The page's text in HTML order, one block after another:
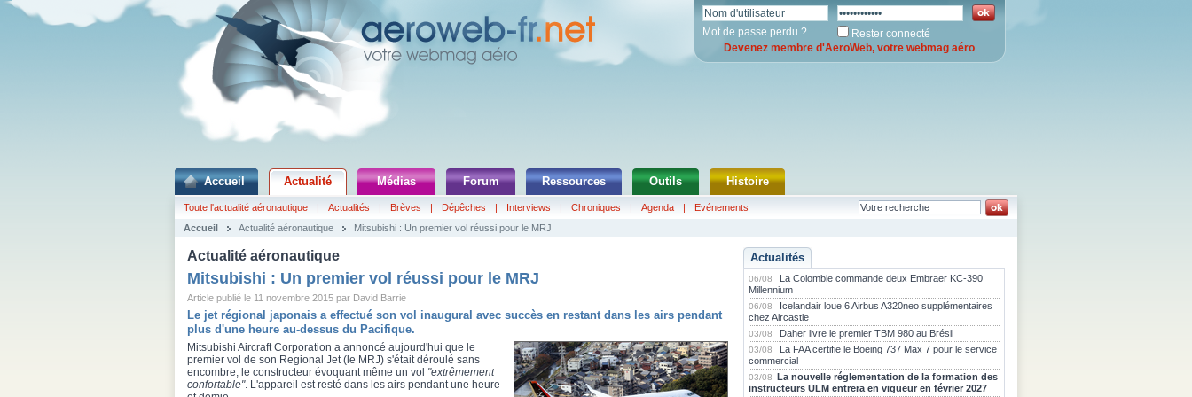
Mot de passe perdu ?
Rester connecté
Devenez membre d'AeroWeb, votre webmag aéro
Accueil Actualité Médias Forum Ressources Outils Histoire
Toute l'actualité aéronautique | Actualités | Brèves | Dépêches | Interviews | Chroniques | Agenda |
Evénements
Accueil
Actualité aéronautique Mitsubishi : Un premier vol réussi pour le MRJ
Actualité aéronautique
Mitsubishi : Un premier vol réussi pour le MRJ
Article publié le 11 novembre 2015 par David Barrie
Le jet régional japonais a effectué son vol inaugural avec succès en restant dans les airs pendant
plus d'une heure au-dessus du Pacifique.
Mitsubishi Aircraft Corporation a annoncé aujourd'hui que le
premier vol de son Regional Jet (le MRJ) s'était déroulé sans
encombre, le constructeur évoquant même un vol "extrêmement
confortable". L'appareil est resté dans les airs pendant une heure
Actualités
06/08
La Colombie commande deux Embraer KC-390
Millennium
06/08
Icelandair loue 6 Airbus A320neo supplémentaires
chez Aircastle
03/08 Daher livre le premier TBM 980 au Brésil
03/08
La FAA certifie le Boeing 737 Max 7 pour le service
commercial
03/08 La nouvelle réglementation de la formation des
instructeurs ULM entrera en vigueur en février 2027